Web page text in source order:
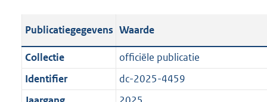
b
i
c
a
o
t
t
e
t
a
n
d
Publicatiegegevens Waarde
Collectie
officiële publicatie
Identifier
dc-2025-4459